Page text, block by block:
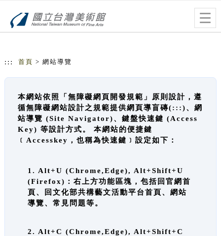
::: 首頁 > 網站導覽
本網站依照「無障礙網頁開發規範」原則設計，遵
循無障礙網站設計之規範提供網頁導盲磚(:::)、網
站導覽 (Site Navigator)、鍵盤快速鍵 (Access
Key) 等設計方式。 本網站的便捷鍵
﹝Accesskey，也稱為快速鍵﹞設定如下：
1. Alt+U (Chrome,Edge), Alt+Shift+U
(Firefox)：右上方功能區塊，包括回官網首
頁、回文化部共構藝文活動平台首頁、網站
導覽、常見問題等。
2. Alt+C (Chrome,Edge), Alt+Shift+C